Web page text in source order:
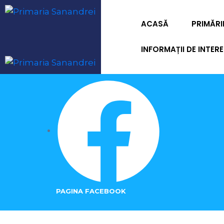
ACASĂ
INFORMAȚII DE
PAGINA FACEBOOK